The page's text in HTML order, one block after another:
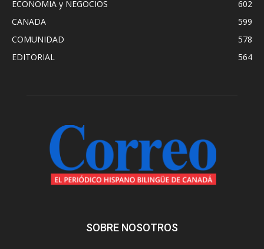
ECONOMIA y NEGOCIOS
602
CANADA
599
COMUNIDAD
578
EDITORIAL
564
SOBRE NOSOTROS